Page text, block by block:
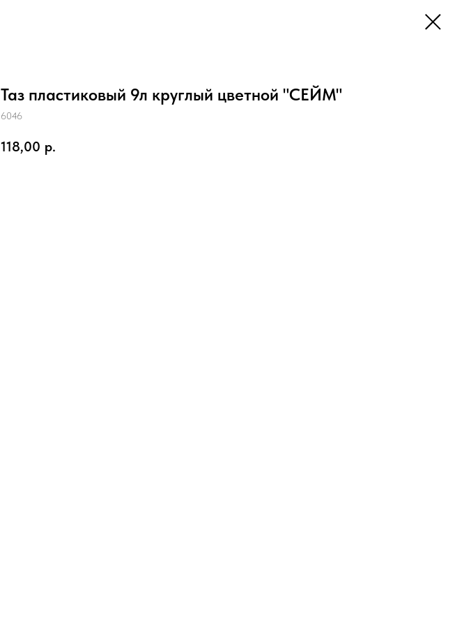
Таз пластиковый 9л круглый цветной "СЕЙМ"
6046
118,00 р.